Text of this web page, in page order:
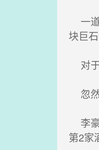
一道
块巨
对于
忽然
李豪
第2家